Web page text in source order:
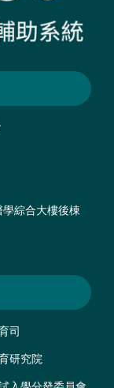
學綜合大樓後棟
司
研究院